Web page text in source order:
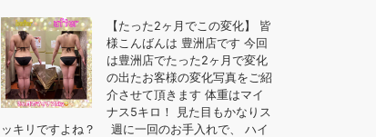
【たった2ヶ月でこの変化︎】 皆
様こんばんは 豊洲店です 今回
は豊洲店でたった2ヶ月で変化
の出たお客様の変化写真をご紹
介させて頂きます️ 体重はマイ
ナス5キロ！ 見た目もかなりス
ッキリですよね？ 週に一回のお手入れで、 ️ハイ